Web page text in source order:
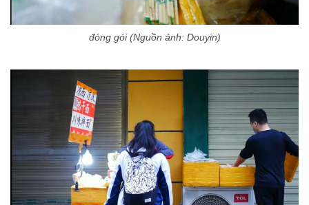
đóng gói (Nguồn ảnh: Douyin)